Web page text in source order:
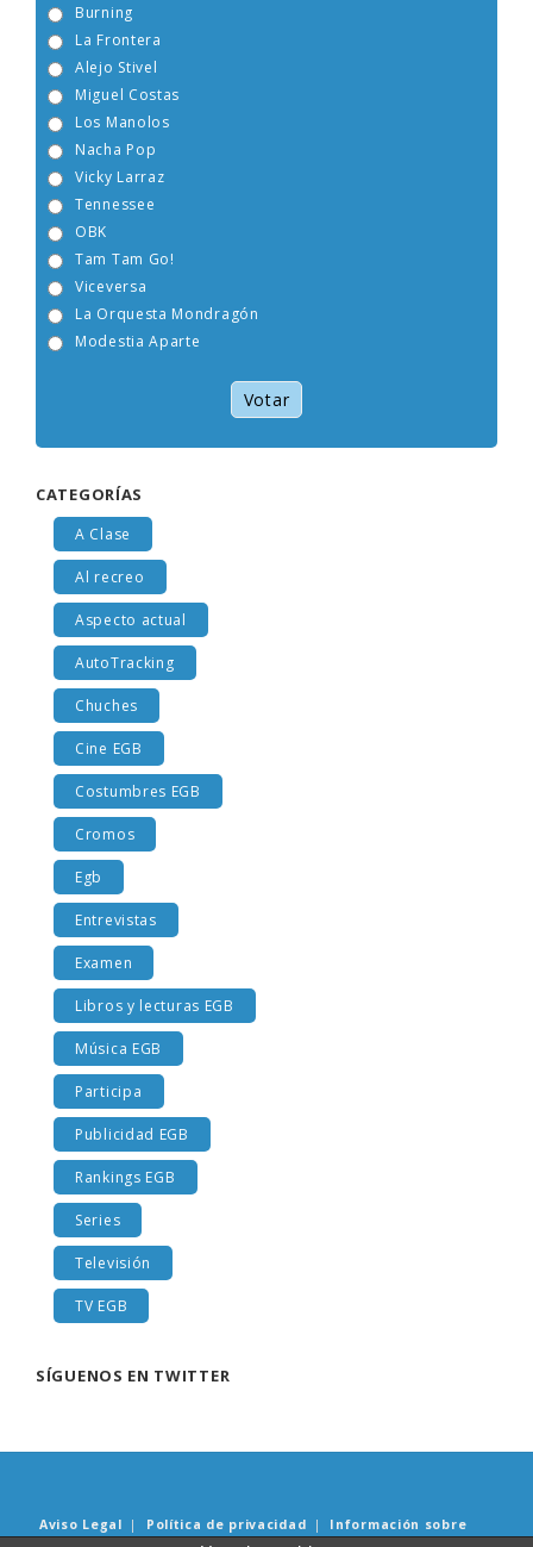
Burning
La Frontera
Alejo Stivel
Miguel Costas
Los Manolos
Nacha Pop
Vicky Larraz
Tennessee
OBK
Tam Tam Go!
Viceversa
La Orquesta Mondragón
Modestia Aparte
Votar
CATEGORÍAS
A Clase
Al recreo
Aspecto actual
AutoTracking
Chuches
Cine EGB
Costumbres EGB
Cromos
Egb
Entrevistas
Examen
Libros y lecturas EGB
Música EGB
Participa
Publicidad EGB
Rankings EGB
Series
Televisión
TV EGB
SÍGUENOS EN TWITTER
Aviso Legal | Política de privacidad | Información sobre